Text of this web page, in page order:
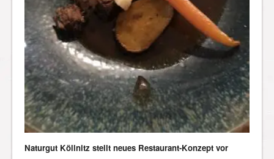
Naturgut Köllnitz stellt neues Restaurant-Konzept vor